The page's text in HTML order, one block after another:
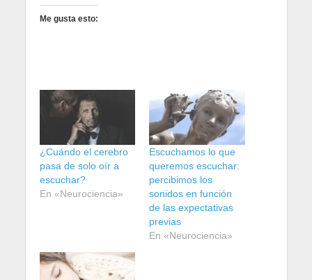
Me gusta esto:
¿Cuándo el cerebro
pasa de solo oír a
escuchar?
En «Neurociencia»
Escuchamos lo que
queremos escuchar:
percibimos los
sonidos en función
de las expectativas
previas
En «Neurociencia»